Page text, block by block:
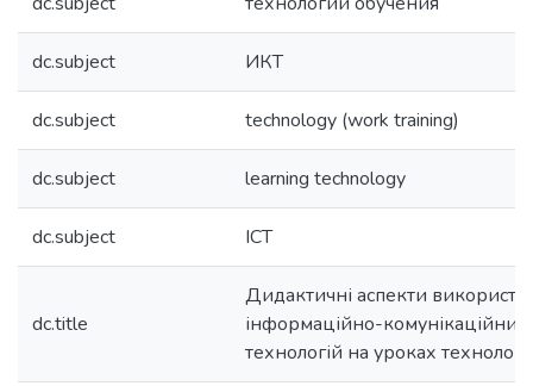
dc.subject ИКТ
dc.subject technology (work training)
dc.subject learning technology
dc.subject ICT
dc.title
Дидактичні аспекти
інформаційно-комунікаційних
технологій на уроках